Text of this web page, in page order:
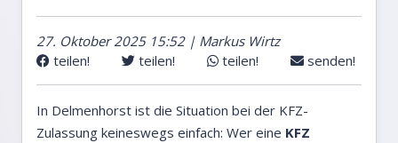
27. Oktober 2025 15:52 | Markus Wirtz
teilen!
teilen! teilen! senden!
In Delmenhorst ist die Situation bei der KFZ-
Zulassung keineswegs einfach: Wer eine KFZ